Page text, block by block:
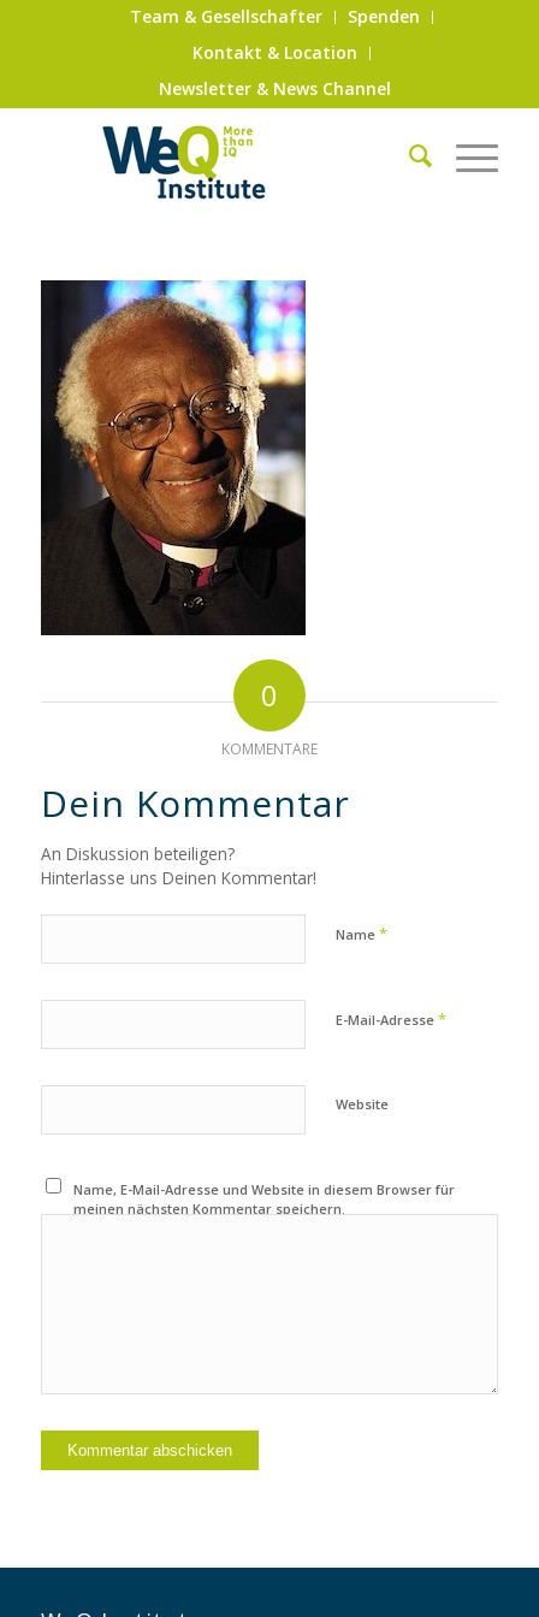
Team & Gesellschafter
Spenden
Kontakt & Location
Newsletter & News Channel
0
KOMMENTARE
Dein Kommentar
An Diskussion beteiligen?
Hinterlasse uns Deinen Kommentar!
Name *
E-Mail-Adresse *
Website
Name, E-Mail-Adresse und Website in diesem Browser für
meinen nächsten Kommentar speichern.